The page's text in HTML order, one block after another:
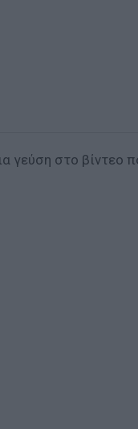
γεύση στο βίντεο